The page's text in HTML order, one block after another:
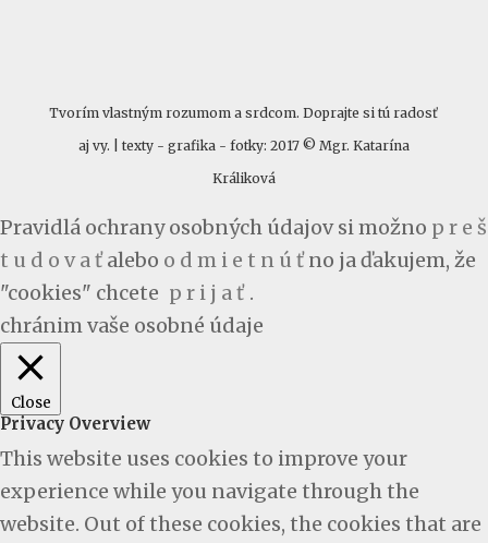
Tvorím vlastným rozumom a srdcom. Doprajte si tú radosť
aj vy. | texty - grafika - fotky: 2017 © Mgr. Katarína
Králiková
Pravidlá ochrany osobných údajov si možno p r e š
t u d o v a ťalebo o d m i e t n ú ťno ja ďakujem, že
"cookies" chcete p r i j a ť .
chránim vaše osobné údaje
Close
Privacy Overview
This website uses cookies to improve your
experience while you navigate through the
website. Out of these cookies, the cookies that are